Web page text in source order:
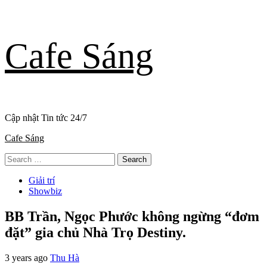
to
content
Cafe Sáng
Cập nhật Tin tức 24/7
Primary
Cafe Sáng
Search
for:
Giải trí
Showbiz
BB Trần, Ngọc Phước không ngừng “đơm
đặt” gia chủ Nhà Trọ Destiny.
3 years ago Thu Hà